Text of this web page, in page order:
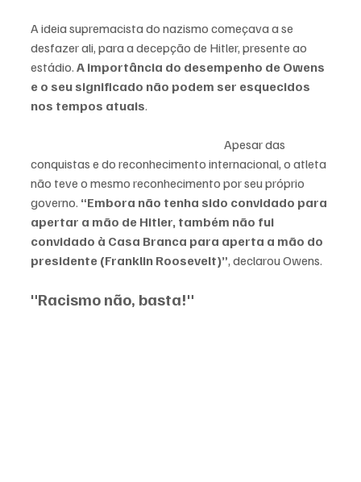
A ideia supremacista do nazismo começava a se
desfazer ali, para a decepção de Hitler, presente ao
estádio. A importância do desempenho de Owens
e o seu significado não podem ser esquecidos
nos tempos atuais.
conquistas e do reconhecimento internacional, o atleta
não teve o mesmo reconhecimento por seu próprio
governo. “Embora não tenha sido convidado para
apertar a mão de Hitler, também não fui
convidado à Casa Branca para aperta a mão do
presidente (Franklin Roosevelt)”, declarou Owens.
"Racismo não, basta!"